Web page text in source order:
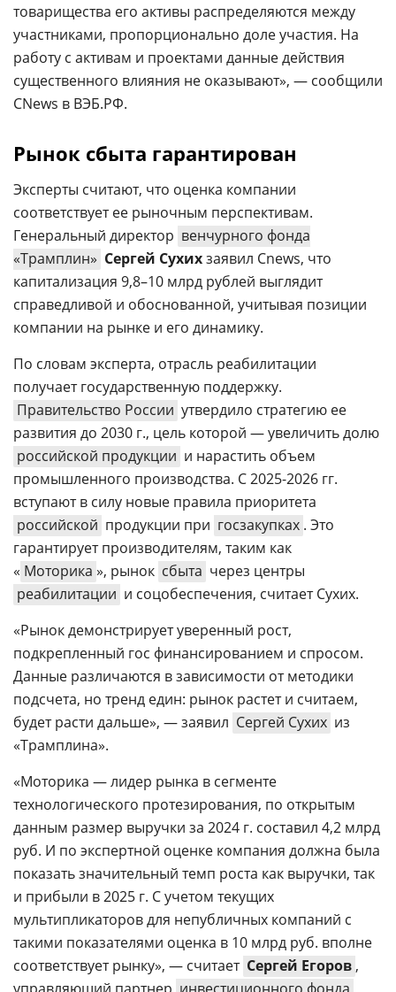
товарищества его активы распределяются между
участниками, пропорционально доле участия. На
работу с активам и проектами данные действия
существенного влияния не оказывают», — сообщили
CNews в ВЭБ.РФ.
Рынок сбыта гарантирован
Эксперты считают, что оценка компании
соответствует ее рыночным перспективам.
Генеральный директор венчурного фонда
«Трамплин» Сергей Сухихзаявил Cnews, что
капитализация 9,8–10 млрд рублей выглядит
справедливой и обоснованной, учитывая позиции
компании на рынке и его динамику.
По словам эксперта, отрасль реабилитации
получает государственную поддержку.
Правительство России утвердило стратегию ее
развития до 2030 г., цель которой — увеличить долю
российской продукции и нарастить объем
промышленного производства. С 2025-2026 гг.
вступают в силу новые правила приоритета
российской продукции при госзакупках . Это
гарантирует производителям, таким как
« Моторика », рынок сбыта через центры
реабилитации и соцобеспечения, считает Сухих.
«Рынок демонстрирует уверенный рост,
подкрепленный гос финансированием и спросом.
Данные различаются в зависимости от методики
подсчета, но тренд един: рынок растет и считаем,
будет расти дальше», — заявил Сергей Сухих из
«Трамплина».
«Моторика — лидер рынка в сегменте
технологического протезирования, по открытым
данным размер выручки за 2024 г. составил 4,2 млрд
руб. И по экспертной оценке компания должна была
показать значительный темп роста как выручки, так
и прибыли в 2025 г. С учетом текущих
мультипликаторов для непубличных компаний с
такими показателями оценка в 10 млрд руб. вполне
соответствует рынку», — считает Cергей Егоров ,
управляющий партнер инвестиционного фонда